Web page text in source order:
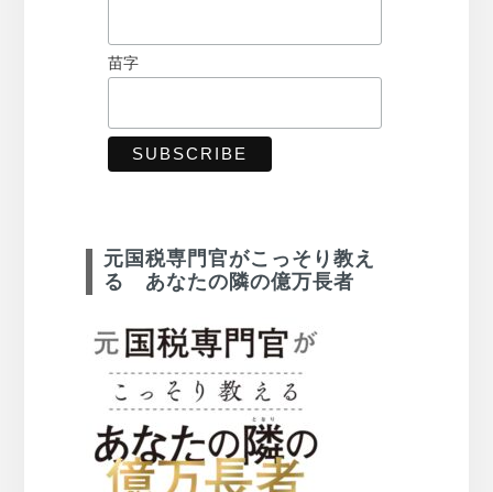
苗字
元国税専門官がこっそり教え
る あなたの隣の億万長者